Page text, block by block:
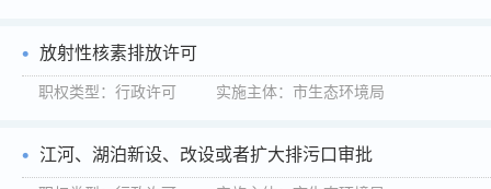
放射性核素排放许可
职权类型：行政许可 实施主体：市生态环境局
江河、湖泊新设、改设或者扩大排污口审批